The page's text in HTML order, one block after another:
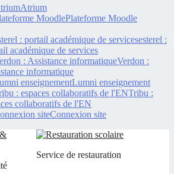
Atrium
Plateforme Moodle
esterel :
académique de services
Verdon :
informatique
Lumni enseignement
Tribu :
collaboratifs de l'EN
Connexion site
Service de restauration